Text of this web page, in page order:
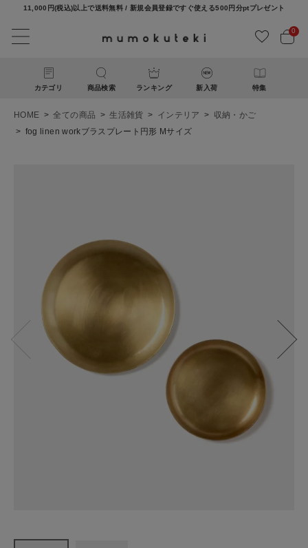
11,000円(税込)以上で送料無料 / 新規会員登録ですぐ使える500円分ptプレゼント
0
カテゴリ 商品検索 ランキング 新入荷 特集
ようこそ ゲスト 様
ログイン 新規会員登録
HOME 全ての商品 生活雑貨 インテリア
収納・かご
fog linen workブラスプレート円形 Mサイズ